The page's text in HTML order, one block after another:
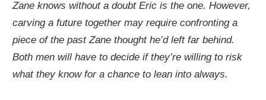
Zane knows without a doubt Eric is the one. However,
carving a future together may require confronting a
piece of the past Zane thought he’d left far behind.
Both men will have to decide if they’re willing to risk
what they know for a chance to lean into always.